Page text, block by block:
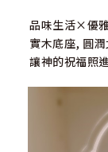
品味生活×優
實木底座, 圓
讓神的祝福照